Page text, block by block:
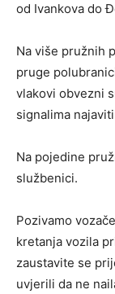
od Ivankova do
Na više pružnih
pruge
vlakovi obvezni
signalima
Na pojedine
službenici.
Pozivamo
kretanja vozila
zaustavite se
uvjerili da ne